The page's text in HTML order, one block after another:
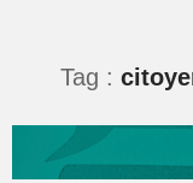
Tag :